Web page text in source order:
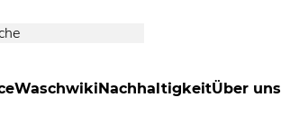
Waschwiki NachhaltigkeitÜber uns